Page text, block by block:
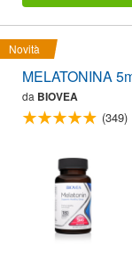
Novità
MELATONINA
da BIOVEA
(349)